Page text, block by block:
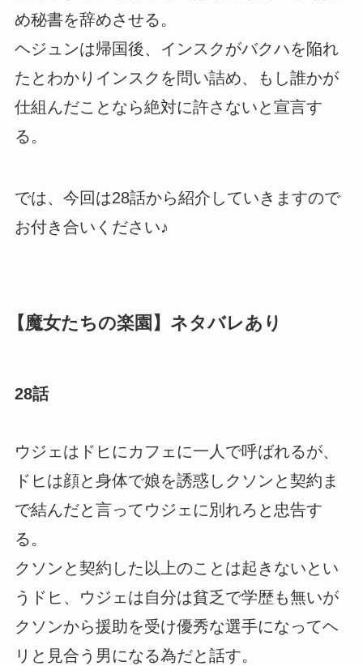
め秘書を辞めさせる。
ヘジュンは帰国後、インスクがバクハを陥れ
たとわかりインスクを問い詰め、もし誰かが
仕組んだことなら絶対に許さないと宣言す
る。
では、今回は28話から紹介していきますので
お付き合いください♪
【魔女たちの楽園】ネタバレあり
28話
ウジェはドヒにカフェに一人で呼ばれるが、
ドヒは顔と身体で娘を誘惑しクソンと契約ま
で結んだと言ってウジェに別れろと忠告す
る。
クソンと契約した以上のことは起きないとい
うドヒ、ウジェは自分は貧乏で学歴も無いが
クソンから援助を受け優秀な選手になってヘ
リと見合う男になる為だと話す。